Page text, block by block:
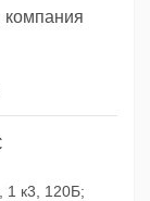
компания
1 к3, 120Б;